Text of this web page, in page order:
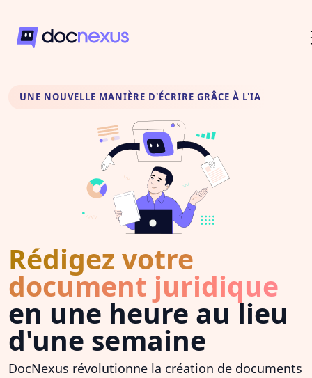
UNE NOUVELLE MANIÈRE D'ÉCRIRE GRÂCE À L'IA
Rédigez votre
document juridique
en une heure au lieu
d'une semaine
DocNexus révolutionne la création de documents